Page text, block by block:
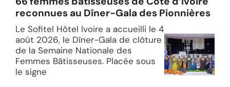
reconnues au Dîner-Gala des Pionnières
Le Sofitel Hôtel Ivoire a accueilli le 4
août 2026, le Dîner-Gala de clôture
de la Semaine Nationale des
Femmes Bâtisseuses. Placée sous
le signe